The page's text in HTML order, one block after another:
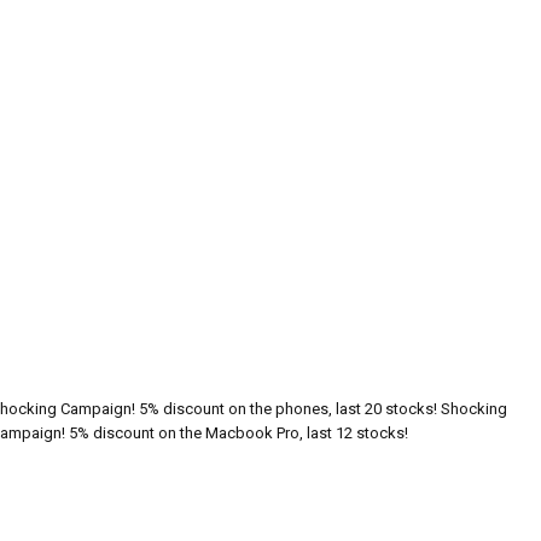
Campaign! 5% discount on the phones, last 20 stocks! Shocking
5% discount on the Macbook Pro, last 12 stocks!